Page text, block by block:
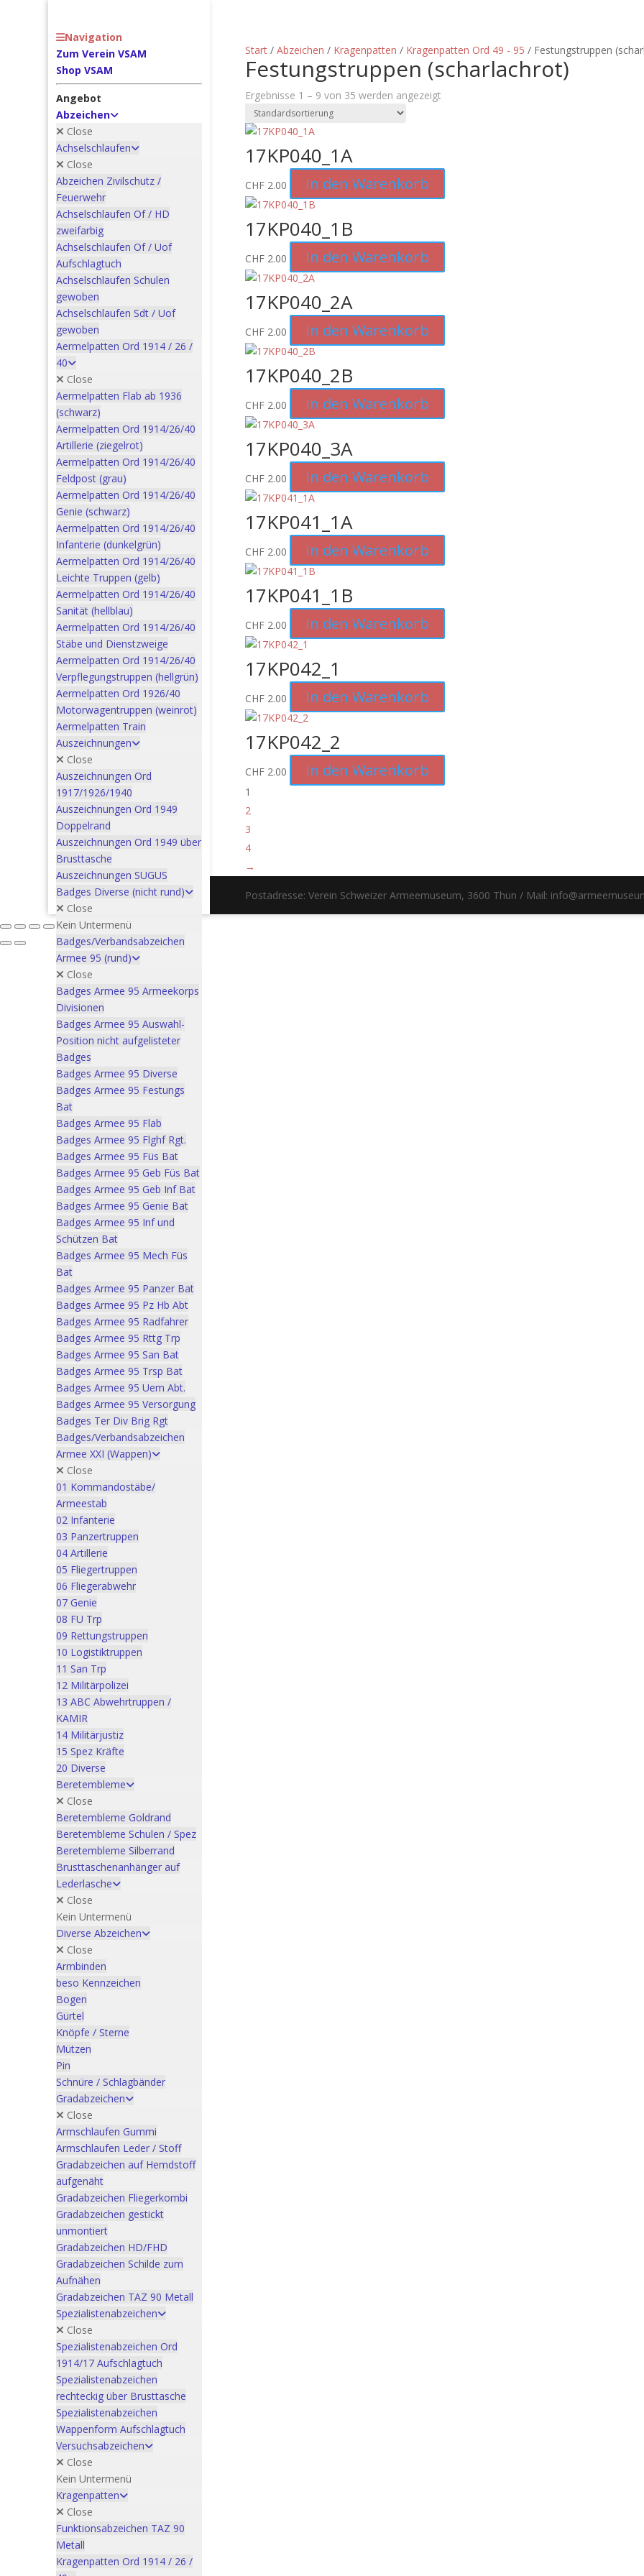
Navigation
Zum Verein VSAM
Shop VSAM
Angebot
Abzeichen
Close
Achselschlaufen
Close
Abzeichen Zivilschutz /
Feuerwehr
Achselschlaufen Of / HD
zweifarbig
Achselschlaufen Of / Uof
Aufschlagtuch
Achselschlaufen Schulen
gewoben
Achselschlaufen Sdt / Uof
gewoben
Aermelpatten Ord 1914 / 26 /
40
Close
Aermelpatten Flab ab 1936
(schwarz)
Aermelpatten Ord 1914/26/40
Artillerie (ziegelrot)
Aermelpatten Ord 1914/26/40
Feldpost (grau)
Aermelpatten Ord 1914/26/40
Genie (schwarz)
Aermelpatten Ord 1914/26/40
Infanterie (dunkelgrün)
Aermelpatten Ord 1914/26/40
Leichte Truppen (gelb)
Aermelpatten Ord 1914/26/40
Sanität (hellblau)
Aermelpatten Ord 1914/26/40
Stäbe und Dienstzweige
Aermelpatten Ord 1914/26/40
Verpflegungstruppen (hellgrün)
Aermelpatten Ord 1926/40
Motorwagentruppen (weinrot)
Aermelpatten Train
Auszeichnungen
Close
Auszeichnungen Ord
1917/1926/1940
Auszeichnungen Ord 1949
Doppelrand
Auszeichnungen Ord 1949 über
Brusttasche
Auszeichnungen SUGUS
Badges Diverse (nicht rund)
Close
Kein Untermenü
Badges/Verbandsabzeichen
Armee 95 (rund)
Close
Badges Armee 95 Armeekorps
Divisionen
Badges Armee 95 Auswahl-
Position nicht aufgelisteter
Badges
Badges Armee 95 Diverse
Badges Armee 95 Festungs
Bat
Badges Armee 95 Flab
Badges Armee 95 Flghf Rgt.
Badges Armee 95 Füs Bat
Badges Armee 95 Geb Füs Bat
Badges Armee 95 Geb Inf Bat
Badges Armee 95 Genie Bat
Badges Armee 95 Inf und
Schützen Bat
Badges Armee 95 Mech Füs
Bat
Badges Armee 95 Panzer Bat
Badges Armee 95 Pz Hb Abt
Badges Armee 95 Radfahrer
Badges Armee 95 Rttg Trp
Badges Armee 95 San Bat
Badges Armee 95 Trsp Bat
Badges Armee 95 Uem Abt.
Badges Armee 95 Versorgung
Badges Ter Div Brig Rgt
Badges/Verbandsabzeichen
Armee XXI (Wappen)
Close
01 Kommandostäbe/
Armeestab
02 Infanterie
03 Panzertruppen
04 Artillerie
05 Fliegertruppen
06 Fliegerabwehr
07 Genie
08 FU Trp
09 Rettungstruppen
10 Logistiktruppen
11 San Trp
12 Militärpolizei
13 ABC Abwehrtruppen /
KAMIR
14 Militärjustiz
15 Spez Kräfte
20 Diverse
Beretembleme
Close
Beretembleme Goldrand
Beretembleme Schulen / Spez
Beretembleme Silberrand
Brusttaschenanhänger auf
Lederlasche
Close
Kein Untermenü
Diverse Abzeichen
Close
Armbinden
beso Kennzeichen
Bogen
Gürtel
Knöpfe / Sterne
Mützen
Pin
Schnüre / Schlagbänder
Gradabzeichen
Close
Armschlaufen Gummi
Armschlaufen Leder / Stoff
Gradabzeichen auf Hemdstoff
aufgenäht
Gradabzeichen Fliegerkombi
Gradabzeichen gestickt
unmontiert
Gradabzeichen HD/FHD
Gradabzeichen Schilde zum
Aufnähen
Gradabzeichen TAZ 90 Metall
Spezialistenabzeichen
Close
Spezialistenabzeichen Ord
1914/17 Aufschlagtuch
Spezialistenabzeichen
rechteckig über Brusttasche
Spezialistenabzeichen
Wappenform Aufschlagtuch
Versuchsabzeichen
Close
Kein Untermenü
Kragenpatten
Close
Funktionsabzeichen TAZ 90
Metall
Kragenpatten Ord 1914 / 26 /
Start /Abzeichen / Kragenpatten / Kragenpatten Ord 49 - 95 / Festungstruppen
Festungstruppen (scharlachrot)
Ergebnisse 1 – 9 von 35 werden angezeigt
17KP040_1A
CHF 2.00 In den Warenkorb
17KP040_1B
CHF 2.00 In den Warenkorb
17KP040_2A
CHF 2.00 In den Warenkorb
17KP040_2B
CHF 2.00 In den Warenkorb
17KP040_3A
CHF 2.00 In den Warenkorb
17KP041_1A
CHF 2.00 In den Warenkorb
17KP041_1B
CHF 2.00 In den Warenkorb
17KP042_1
CHF 2.00 In den Warenkorb
17KP042_2
CHF 2.00 In den Warenkorb
1
2
3
4
→
Postadresse: Verein Schweizer Armeemuseum, 3600 Thun / Mail: